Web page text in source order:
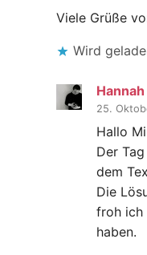
Viele Grüße
Wird
25.
Hallo
Der
dem
Die
froh ich
haben.